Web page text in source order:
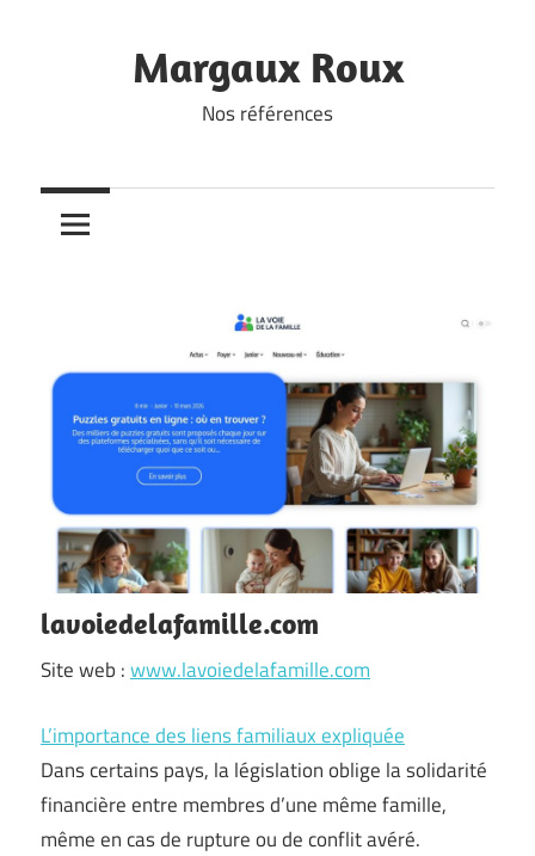
Margaux Roux
Nos références
lavoiedelafamille.com
Site web :www.lavoiedelafamille.com
L’importance des liens familiaux expliquée
Dans certains pays, la législation oblige la solidarité
financière entre membres d’une même famille,
même en cas de rupture ou de conflit avéré.